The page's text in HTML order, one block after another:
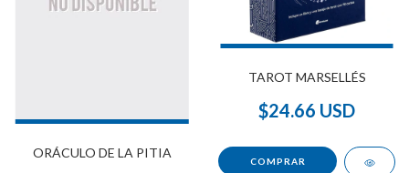
ORÁCULO DE LA PITIA
TAROT MARSELLÉS
$24.66 USD